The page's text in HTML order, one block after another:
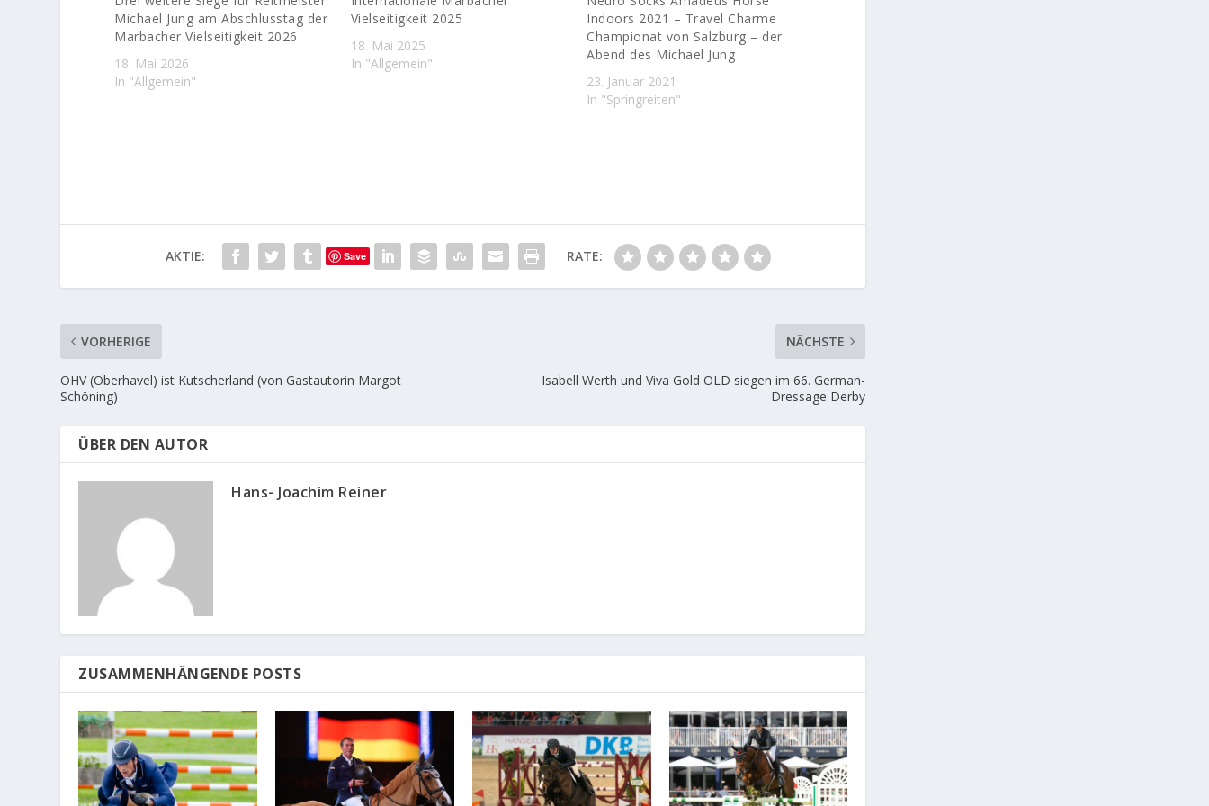
Michael Jung am Abschlusstag der
Marbacher Vielseitigkeit 2026
18. Mai 2026
In "Allgemein"
Vielseitigkeit 2025
18. Mai 2025
In "Allgemein"
Indoors 2021 – Travel Charme
Championat von Salzburg – der
Abend des Michael Jung
23. Januar 2021
In "Springreiten"
AKTIE: Save RATE:
VORHERIGE
OHV (Oberhavel) ist Kutscherland (von Gastautorin Margot
Schöning)
NÄCHSTE
Isabell Werth und Viva Gold OLD siegen im 66. German-
Dressage Derby
ÜBER DEN AUTOR
Hans- Joachim Reiner
ZUSAMMENHÄNGENDE POSTS